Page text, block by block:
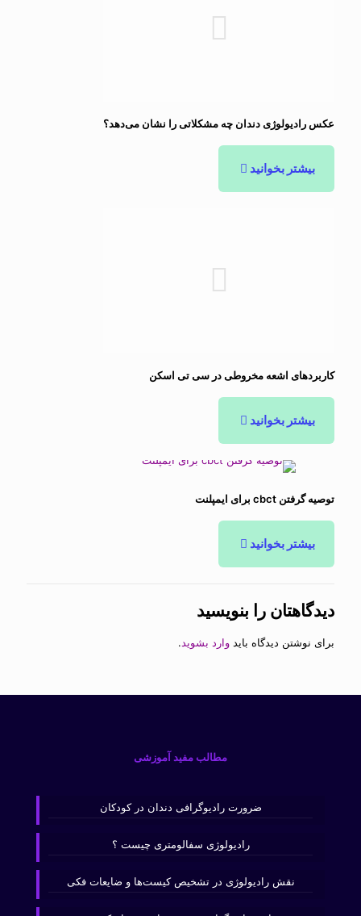
عکس رادیولوژی دندان چه مشکلاتی را نشان می‌دهد؟
بیشتر بخوانید
کاربردهای اشعه مخروطی در سی تی اسکن
بیشتر بخوانید
توصیه گرفتن cbct برای ایمپلنت
بیشتر بخوانید
دیدگاهتان را بنویسید
برای نوشتن دیدگاه باید وارد بشوید.
مطالب مفید آموزشی
ضرورت رادیوگرافی دندان در کودکان
رادیولوژی سفالومتری چیست ؟
نقش رادیولوژی در تشخیص کیست‌ها و ضایعات فکی